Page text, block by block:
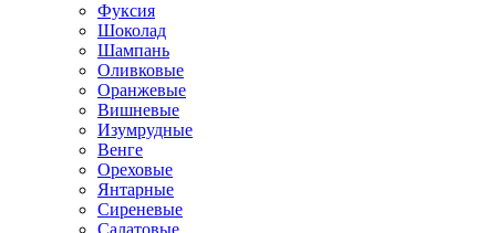
Фуксия
Шоколад
Шампань
Оливковые
Оранжевые
Вишневые
Изумрудные
Венге
Ореховые
Янтарные
Сиреневые
Салатовые